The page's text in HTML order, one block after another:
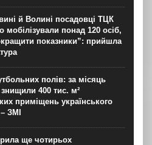
й Волині посадовці ТЦК
мобілізували понад 120 осіб,
показники”: прийшла
полів: за місяць
400 тис. м²
приміщень українського
ЗМІ
ще чотирьох